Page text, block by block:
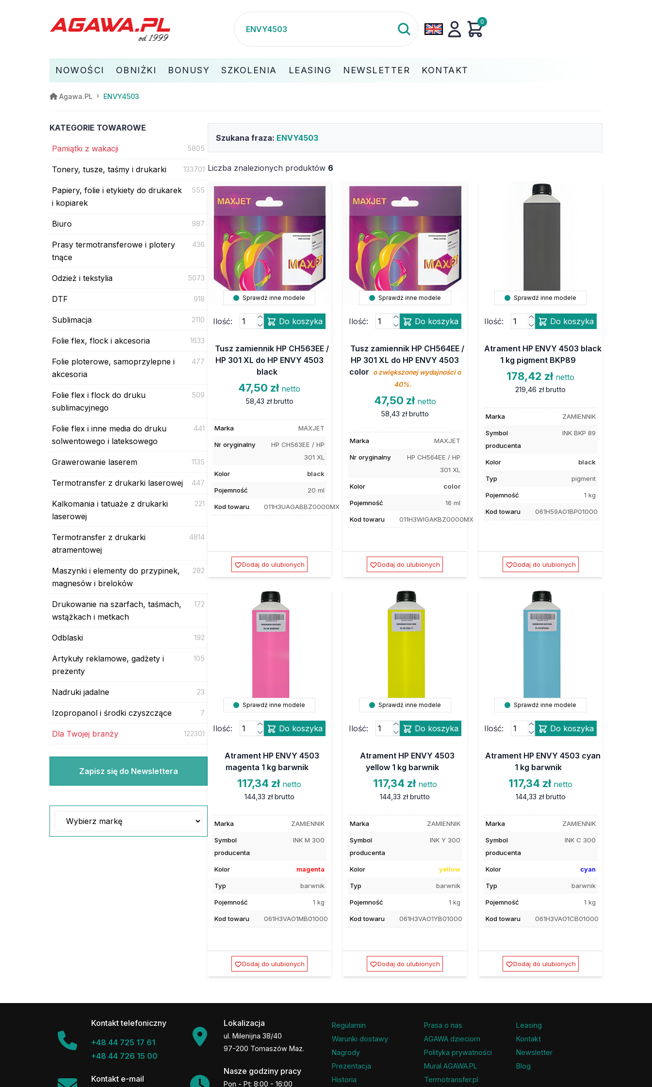
0
NOWOŚCI OBNIŻKI BONUSY SZKOLENIA LEASING NEWSLETTER KONTAKT
Agawa.PL ENVY4503
KATEGORIE TOWAROWE
Pamiątki z wakacji 5805
Tonery, tusze, taśmy i drukarki 133701
Papiery, folie i etykiety do drukarek
i kopiarek
555
Biuro 987
Prasy termotransferowe i plotery
tnące
436
Odzież i tekstylia 5073
DTF 918
Sublimacja 2110
Folie flex, flock i akcesoria 1633
Folie ploterowe, samoprzylepne i
akcesoria
477
Folie flex i flock do druku
sublimacyjnego
509
Folie flex i inne media do druku
solwentowego i lateksowego
441
Grawerowanie laserem 1135
Termotransfer z drukarki laserowej 447
Kalkomania i tatuaże z drukarki
laserowej
221
Termotransfer z drukarki
atramentowej
4814
Maszynki i elementy do przypinek,
magnesów i breloków
282
Drukowanie na szarfach, taśmach,
wstążkach i metkach
172
Odblaski 192
Artykuły reklamowe, gadżety i
prezenty
105
Nadruki jadalne 23
Izopropanol i środki czyszczące 7
Dla Twojej branży 122301
Zapisz się do Newslettera
Szukana fraza: ENVY4503
Liczba znalezionych produktów 6
Sprawdź inne modele
Ilość: Do koszyka
Tusz zamiennik HP CH563EE /
HP 301 XL do HP ENVY 4503
black
47,50 zł netto
58,43 zł brutto
Marka MAXJET
Nr oryginalny
HP CH563EE / HP
301 XL
Kolor black
Pojemność 20 ml
Kod towaru 011H3UAGABBZ0000MX
Dodaj do ulubionych
Sprawdź inne modele
Ilość: Do koszyka
Tusz zamiennik HP CH564EE /
HP 301 XL do HP ENVY 4503
color
o zwiększonej wydajności o
40%.
47,50 zł netto
58,43 zł brutto
Marka MAXJET
Nr oryginalny
HP CH564EE / HP
301 XL
Kolor color
Pojemność 16 ml
Kod towaru 011H3WIGAKBZ0000MX
Dodaj do ulubionych
Sprawdź inne modele
Ilość: Do koszyka
Atrament HP ENVY 4503 black
1 kg pigment BKP89
178,42 zł netto
219,46 zł brutto
Marka ZAMIENNIK
Symbol
producenta
INK BKP 89
Kolor black
Typ pigment
Pojemność 1 kg
Kod towaru 061H59AO1BP01000
Dodaj do ulubionych
Sprawdź inne modele
Ilość: Do koszyka
Atrament HP ENVY 4503
magenta 1 kg barwnik
117,34 zł netto
144,33 zł brutto
Marka ZAMIENNIK
Symbol
producenta
INK M 300
Kolor magenta
Typ barwnik
Pojemność 1 kg
Kod towaru 061H3VAO1MB01000
Dodaj do ulubionych
Sprawdź inne modele
Ilość: Do koszyka
Atrament HP ENVY 4503
yellow 1 kg barwnik
117,34 zł netto
144,33 zł brutto
Marka ZAMIENNIK
Symbol
producenta
INK Y 300
Kolor yellow
Typ barwnik
Pojemność 1 kg
Kod towaru 061H3VAO1YB01000
Dodaj do ulubionych
Sprawdź inne modele
Ilość: Do koszyka
Atrament HP ENVY 4503 cyan
1 kg barwnik
117,34 zł netto
144,33 zł brutto
Marka ZAMIENNIK
Symbol
producenta
INK C 300
Kolor cyan
Typ barwnik
Pojemność 1 kg
Kod towaru 061H3VAO1CB01000
Dodaj do ulubionych
Kontakt telefoniczny
+48 44 725 17 61
+48 44 726 15 00
Kontakt e-mail
Lokalizacja
ul. Milenijna 38/40
97-200 Tomaszów Maz.
Nasze godziny pracy
Pon - Pt: 8:00 - 16:00
Regulamin
Warunki dostawy
Nagrody
Prezentacja
Historia
Prasa o nas
AGAWA dzieciom
Polityka prywatności
Mural AGAWA.PL
Termotransfer.pl
Leasing
Kontakt
Newsletter
Blog